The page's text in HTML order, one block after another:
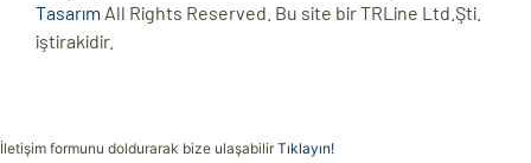
Tasarım All Rights Reserved. Bu site bir TRLine Ltd.Şti.
iştirakidir.
İletişim formunu doldurarak bize ulaşabilir Tıklayın!